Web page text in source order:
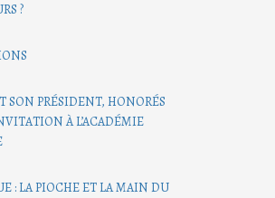
?
SON PRÉSIDENT, HONORÉS
À L’ACADÉMIE
: LA PIOCHE ET LA MAIN DU